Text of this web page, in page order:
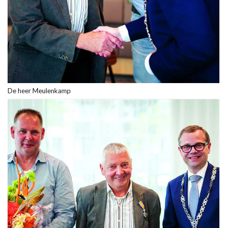
De heer Meulenkamp